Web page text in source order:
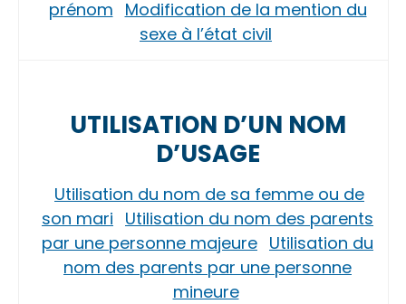
prénom Modification de la mention du
sexe à l’état civil
UTILISATION D’UN NOM
D’USAGE
Utilisation du nom de sa femme ou de
son mari Utilisation du nom des parents
par une personne majeure Utilisation du
nom des parents par une personne
mineure